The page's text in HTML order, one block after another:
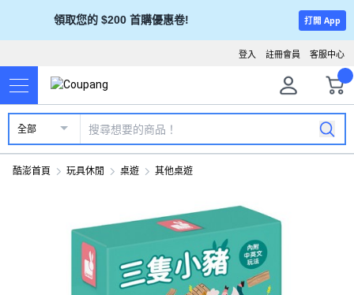
領取您的 $200 首購優惠卷! 打開 App
客服中心
註冊會員
登入
全部
酷澎首頁 玩具休閒 桌遊 其他桌遊